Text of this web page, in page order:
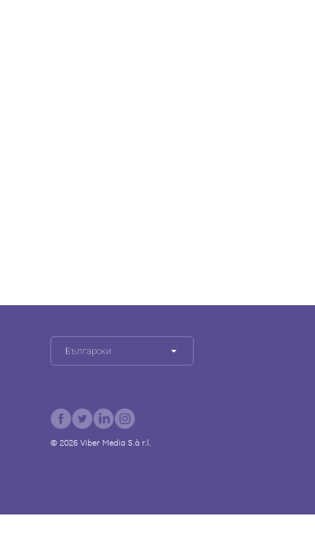
Български
© 2026 Viber Media S.à r.l.